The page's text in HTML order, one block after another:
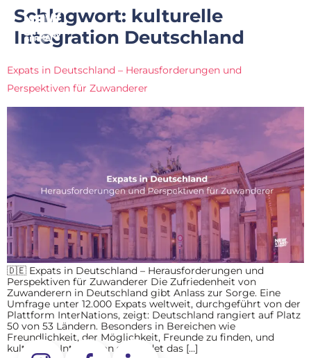
Schlagwort: kulturelle
Integration Deutschland
Expats in Deutschland – Herausforderungen und
Perspektiven für Zuwanderer
🇩🇪 Expats in Deutschland – Herausforderungen und
Perspektiven für Zuwanderer Die Zufriedenheit von
Zuwanderern in Deutschland gibt Anlass zur Sorge. Eine
Umfrage unter 12.000 Expats weltweit, durchgeführt von der
Plattform InterNations, zeigt: Deutschland rangiert auf Platz
50 von 53 Ländern. Besonders in Bereichen wie
Freundlichkeit, der Möglichkeit, Freunde zu finden, und
kultureller Integration schneidet das […]